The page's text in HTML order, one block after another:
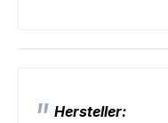
Hersteller: